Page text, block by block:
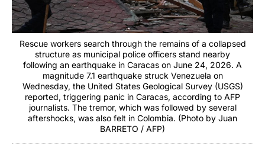
Rescue workers search through the remains of a collapsed
structure as municipal police officers stand nearby
following an earthquake in Caracas on June 24, 2026. A
magnitude 7.1 earthquake struck Venezuela on
Wednesday, the United States Geological Survey (USGS)
reported, triggering panic in Caracas, according to AFP
journalists. The tremor, which was followed by several
aftershocks, was also felt in Colombia. (Photo by Juan
BARRETO / AFP)